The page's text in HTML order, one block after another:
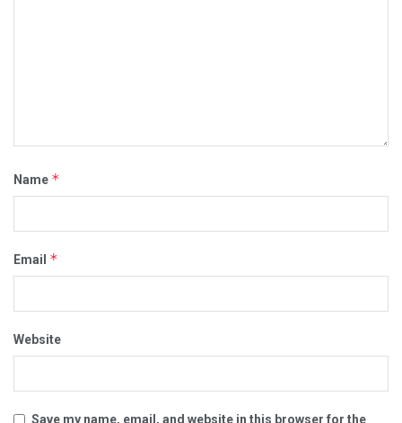
Name *
Email *
Website
Save my name, email, and website in this browser for the